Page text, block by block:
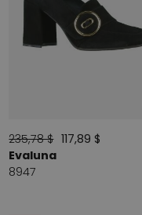
235,78 $ 117,89 $
Evaluna
8947